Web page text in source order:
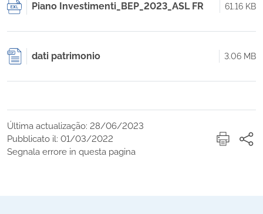
Piano Investimenti_BEP_2023_ASL FR 61.16 KB
dati patrimonio 3.06 MB
Última actualização: 28/06/2023
Pubblicato il: 01/03/2022
Segnala errore in questa pagina